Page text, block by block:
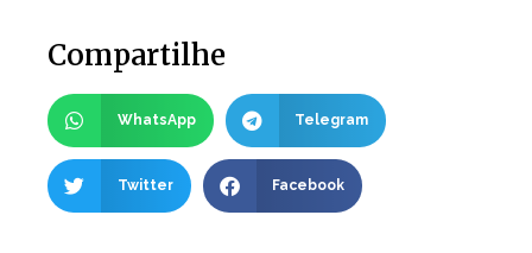
Compartilhe
WhatsApp Telegram
Twitter Facebook